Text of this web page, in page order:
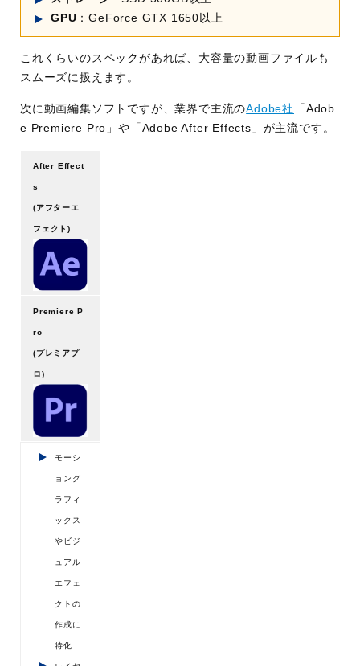
GPU ：GeForce GTX 1650以上
これくらいのスペックがあれば、大容量の動画ファイルも
スムーズに扱えます。
次に動画編集ソフトですが、業界で主流のAdobe社
「Adob
e Premiere Pro」や「Adobe After Effects」が主流です。
After Effect
s
(アフターエ
フェクト)
Premiere P
ro
(プレミアプ
ロ)
モーシ
ョング
ラフィ
ックス
やビジ
ュアル
エフェ
クトの
作成に
特化